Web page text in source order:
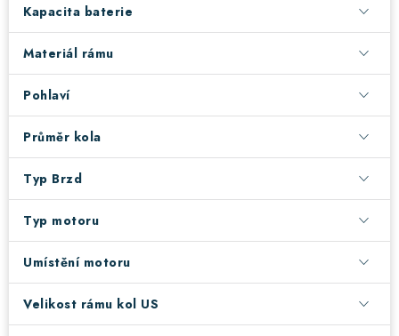
Kapacita baterie
Materiál rámu
Pohlaví
Průměr kola
Typ Brzd
Typ motoru
Umístění motoru
Velikost rámu kol US